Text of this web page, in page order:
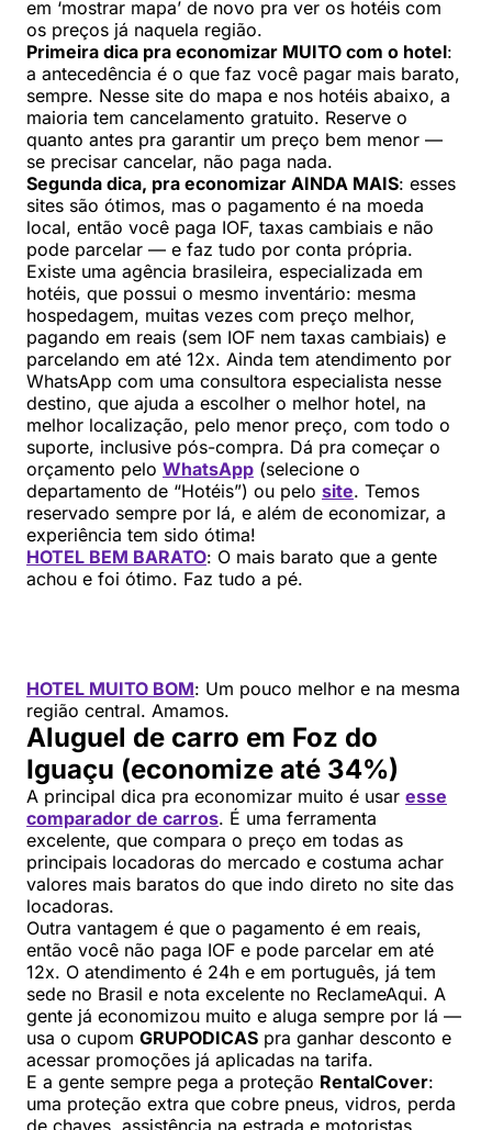
em ‘mostrar mapa’ de novo pra ver os hotéis com
os preços já naquela região.
Primeira dica pra economizar MUITO com o hotel:
a antecedência é o que faz você pagar mais barato,
sempre. Nesse site do mapa e nos hotéis abaixo, a
maioria tem cancelamento gratuito. Reserve o
quanto antes pra garantir um preço bem menor —
se precisar cancelar, não paga nada.
Segunda dica, pra economizar AINDA MAIS: esses
sites são ótimos, mas o pagamento é na moeda
local, então você paga IOF, taxas cambiais e não
pode parcelar — e faz tudo por conta própria.
Existe uma agência brasileira, especializada em
hotéis, que possui o mesmo inventário: mesma
hospedagem, muitas vezes com preço melhor,
pagando em reais (sem IOF nem taxas cambiais) e
parcelando em até 12x. Ainda tem atendimento por
WhatsApp com uma consultora especialista nesse
destino, que ajuda a escolher o melhor hotel, na
melhor localização, pelo menor preço, com todo o
suporte, inclusive pós-compra. Dá pra começar o
orçamento pelo WhatsApp (selecione o
departamento de “Hotéis”) ou pelo site. Temos
reservado sempre por lá, e além de economizar, a
experiência tem sido ótima!
HOTEL BEM BARATO: O mais barato que a gente
achou e foi ótimo. Faz tudo a pé.
HOTEL MUITO BOM: Um pouco melhor e na mesma
região central. Amamos.
Aluguel de carro em Foz do
Iguaçu (economize até 34%)
A principal dica pra economizar muito é usar esse
comparador de carros. É uma ferramenta
excelente, que compara o preço em todas as
principais locadoras do mercado e costuma achar
valores mais baratos do que indo direto no site das
locadoras.
Outra vantagem é que o pagamento é em reais,
então você não paga IOF e pode parcelar em até
12x. O atendimento é 24h e em português, já tem
sede no Brasil e nota excelente no ReclameAqui. A
gente já economizou muito e aluga sempre por lá —
usa o cupom GRUPODICAS pra ganhar desconto e
acessar promoções já aplicadas na tarifa.
E a gente sempre pega a proteção RentalCover:
uma proteção extra que cobre pneus, vidros, perda
de chaves, assistência na estrada e motoristas